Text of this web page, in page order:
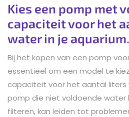
Kies een pomp met
capaciteit voor het
water in je aquarium.
Bij het kopen van een pomp
essentieel om een model te
capaciteit voor het aantal liters
pomp die niet voldoende water
filteren, kan leiden tot